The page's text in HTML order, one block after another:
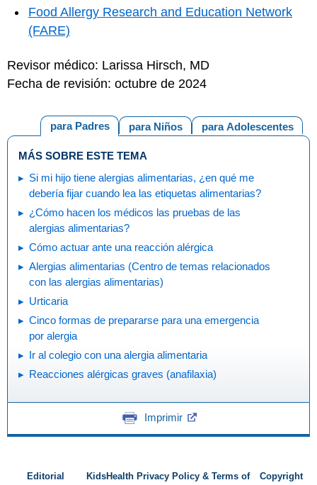
Food Allergy Research and Education Network
(FARE)
Revisor médico: Larissa Hirsch, MD
Fecha de revisión: octubre de 2024
para Adolescentes
para Niños
para Padres
MÁS SOBRE ESTE TEMA
Si mi hijo tiene alergias alimentarias, ¿en qué me
debería fijar cuando lea las etiquetas alimentarias?
¿Cómo hacen los médicos las pruebas de las
alergias alimentarias?
Cómo actuar ante una reacción alérgica
Alergias alimentarias (Centro de temas relacionados
con las alergias alimentarias)
Urticaria
Cinco formas de prepararse para una emergencia
por alergia
Ir al colegio con una alergia alimentaria
Reacciones alérgicas graves (anafilaxia)
Imprimir
Editorial
KidsHealth Privacy Policy & Terms of
Copyright